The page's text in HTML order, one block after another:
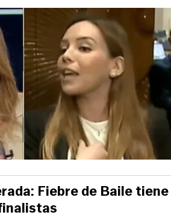
Fiebre de Baile tiene